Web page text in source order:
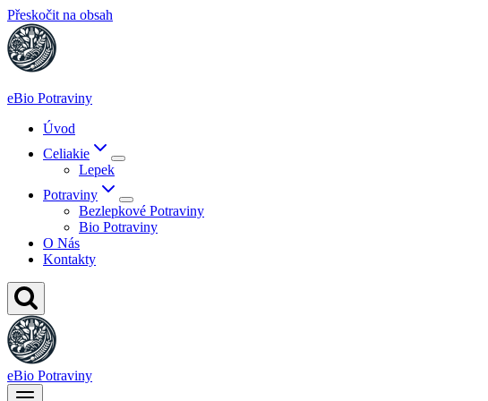
Přeskočit na obsah
eBio Potraviny
Úvod
Celiakie
Lepek
Potraviny
Bezlepkové Potraviny
Bio Potraviny
O Nás
Kontakty
eBio Potraviny